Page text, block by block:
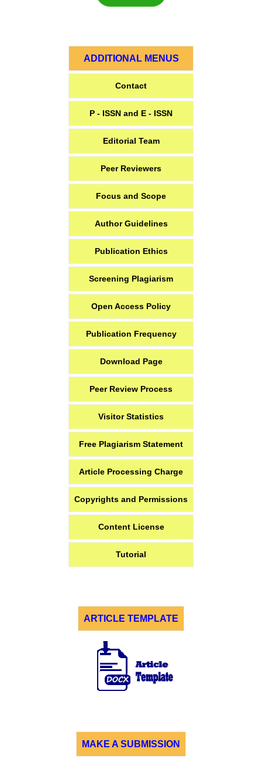
ADDITIONAL MENUS
Contact
P - ISSN and E - ISSN
Editorial Team
Peer Reviewers
Focus and Scope
Author Guidelines
Publication Ethics
Screening Plagiarism
Open Access Policy
Publication Frequency
Download Page
Peer Review Process
Visitor Statistics
Free Plagiarism Statement
Article Processing Charge
Copyrights and Permissions
Content License
Tutorial
ARTICLE TEMPLATE
MAKE A SUBMISSION